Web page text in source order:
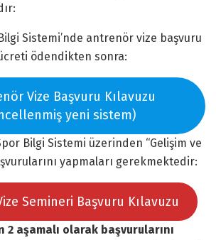
Sistemi’nde antrenör vize başvuru
ödendikten sonra:
Vize Başvuru Kılavuzu
yeni sistem)
Bilgi Sistemi üzerinden “Gelişim ve
yapmaları gerekmektedir:
Semineri Başvuru Kılavuzu
aşamalı olarak başvurularını